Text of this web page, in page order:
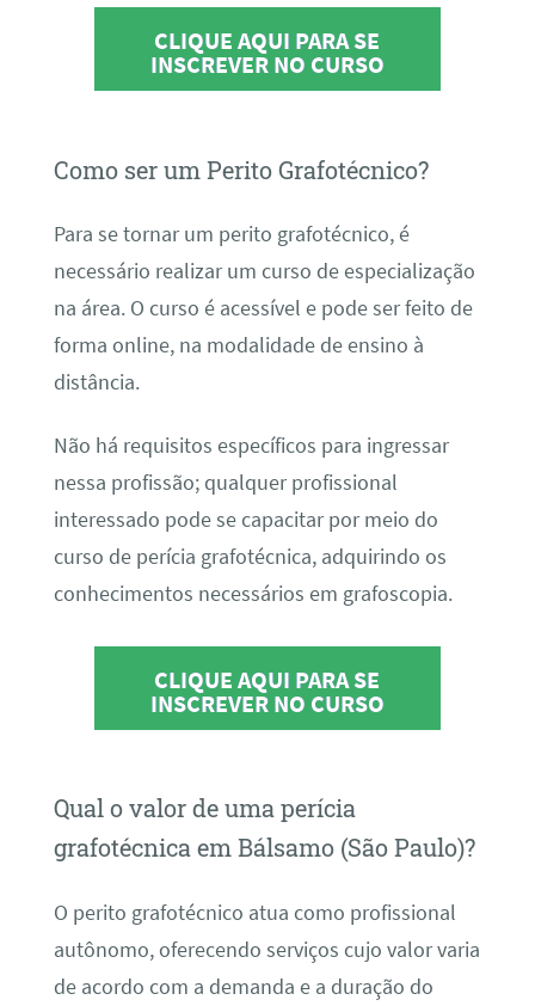
CLIQUE AQUI PARA SE
INSCREVER NO CURSO
Como ser um Perito Grafotécnico?
Para se tornar um perito grafotécnico, é
necessário realizar um curso de especialização
na área. O curso é acessível e pode ser feito de
forma online, na modalidade de ensino à
distância.
Não há requisitos específicos para ingressar
nessa profissão; qualquer profissional
interessado pode se capacitar por meio do
curso de perícia grafotécnica, adquirindo os
conhecimentos necessários em grafoscopia.
CLIQUE AQUI PARA SE
INSCREVER NO CURSO
Qual o valor de uma perícia
grafotécnica em Bálsamo (São Paulo)?
O perito grafotécnico atua como profissional
autônomo, oferecendo serviços cujo valor varia
de acordo com a demanda e a duração do